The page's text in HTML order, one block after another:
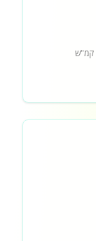
קמ"ש